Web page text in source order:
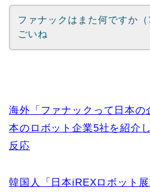
ファナックはまた何ですか（
ごいね
海外「ファナックって日本の
本のロボット企業5社を紹介
反応
韓国人「日本iREXロボット